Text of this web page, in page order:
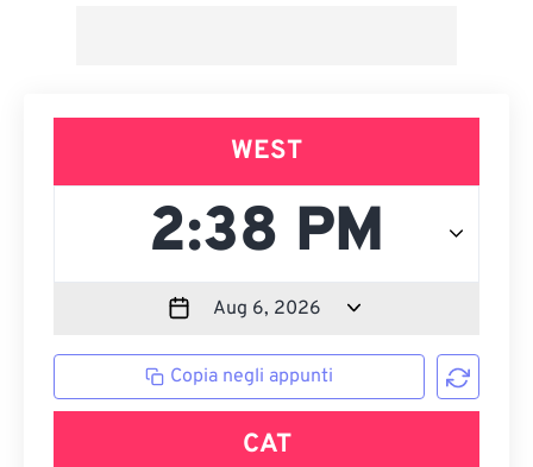
WEST
Copia negli appunti
CAT